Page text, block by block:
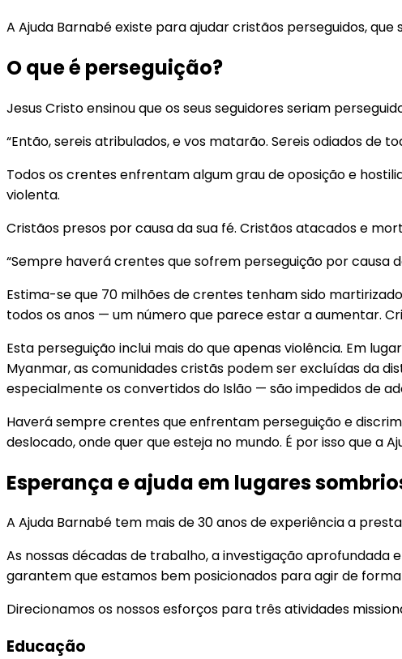
A Ajuda Barnabé existe para ajudar cristãos perseguidos,
O que é perseguição?
Jesus Cristo ensinou que os seus seguidores seriam
“Então, sereis atribulados, e vos matarão. Sereis odiados de
Todos os crentes enfrentam algum grau de oposição e
violenta.
Cristãos presos por causa da sua fé. Cristãos atacados e
“Sempre haverá crentes que sofrem perseguição por causa
Estima-se que 70 milhões de crentes tenham sido
todos os anos — um número que parece estar a aumentar.
Esta perseguição inclui mais do que apenas violência. Em
Myanmar, as comunidades cristãs podem ser excluídas da
especialmente os convertidos do Islão — são impedidos de
Haverá sempre crentes que enfrentam perseguição e
deslocado, onde quer que esteja no mundo. É por isso que a
Esperança e ajuda em lugares
A Ajuda Barnabé tem mais de 30 anos de experiência a
As nossas décadas de trabalho, a investigação aprofundada
garantem que estamos bem posicionados para agir de
Direcionamos os nossos esforços para três atividades
Educação